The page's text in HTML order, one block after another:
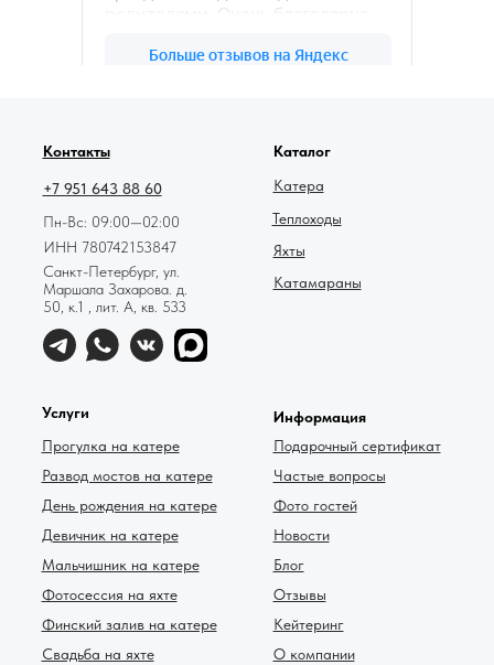
Контакты
+7 951 643 88 60
Пн-Вс: 09:00—02:00
ИНН 780742153847
Санкт-Петербург, ул.
Маршала Захарова. д.
50, к.1 , лит. А, кв. 533
Услуги
Прогулка на катере
Развод мостов на катере
День рождения на катере
Девичник на катере
Мальчишник на катере
Фотосессия на яхте
Финский залив на катере
Свадьба на яхте
Каталог
Катамараны
Яхты
Теплоходы
Катера
Блог
Информация
Подарочный сертификат
Частые вопросы
Фото гостей
Новости
Отзывы
Кейтеринг
О компании